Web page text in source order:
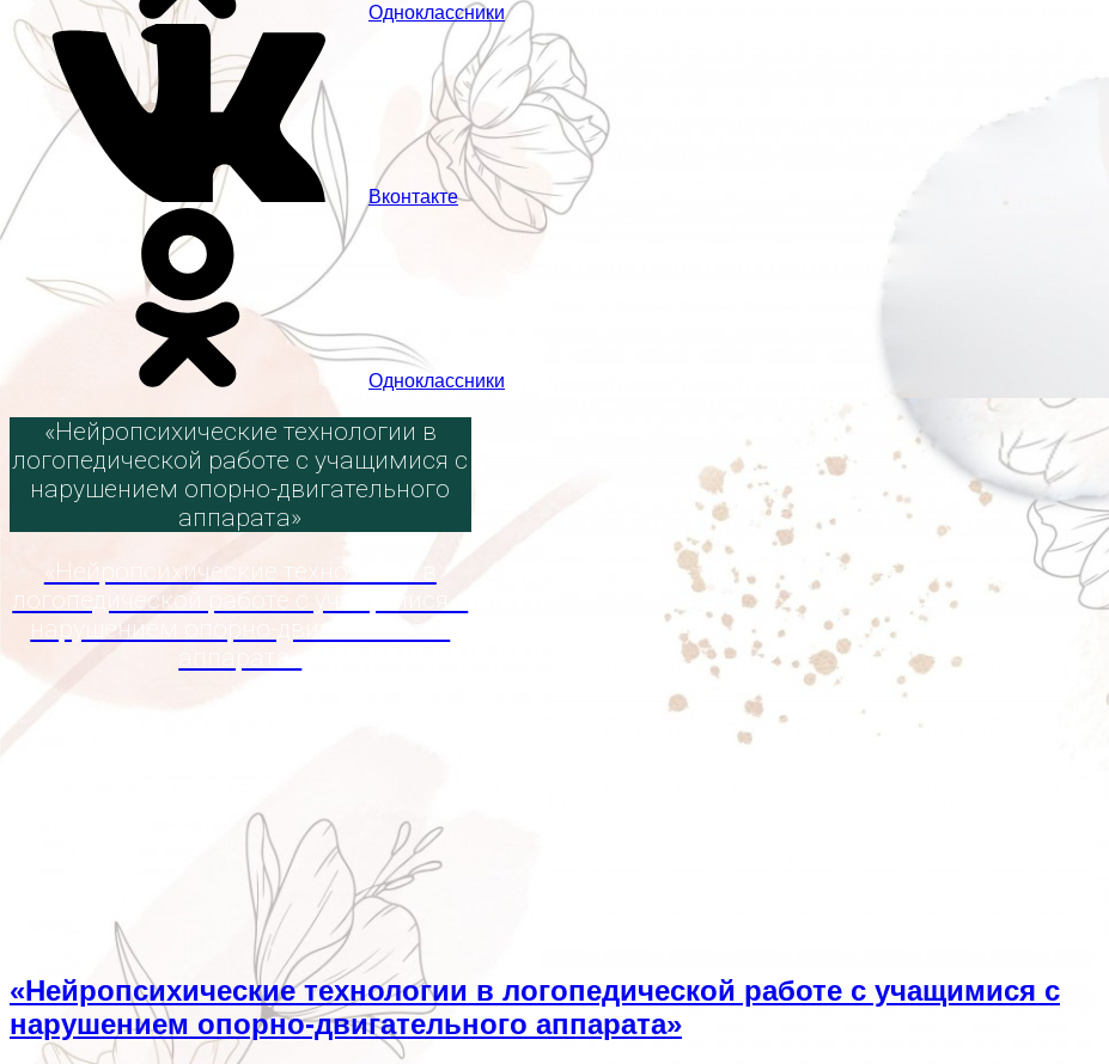
Одноклассники
Вконтакте
Одноклассники
«Нейропсихические технологии в
логопедической работе с учащимися с
нарушением опорно-двигательного
аппарата»
«Нейропсихические технологии в
логопедической работе с учащимися с
нарушением опорно-двигательного
«Нейропсихические технологии в логопедической работе с учащимися с
нарушением опорно-двигательного аппарата»